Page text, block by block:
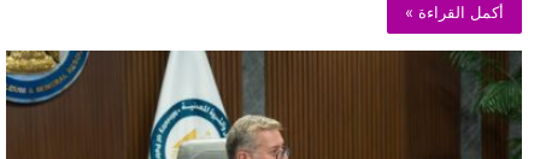
أكمل القراءة »